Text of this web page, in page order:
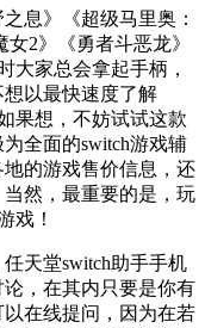
息》《超级马里奥：
2》《勇者斗恶龙》
大家总会拿起手柄，
以最快速度了解
果想，不妨试试这款
全面的switch游戏辅
的游戏售价信息，还
然，最重要的是，玩
戏！
天堂switch助手手机
，在其内只要是你有
在线提问，因为在若